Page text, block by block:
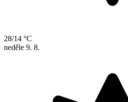
28/14 °C
neděle 9. 8.